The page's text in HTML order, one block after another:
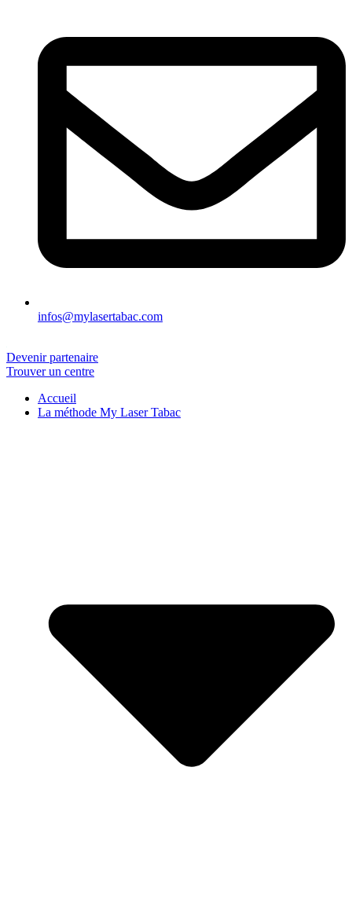
infos@mylasertabac.com
Devenir partenaire
Trouver un centre
Accueil
La méthode My Laser Tabac